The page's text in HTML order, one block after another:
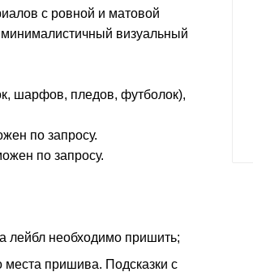
с ровной и матовой
визуальный
шарфов, пледов, футболок),
по запросу.
по запросу.
лейбл необходимо пришить;
места пришива. Подсказки с